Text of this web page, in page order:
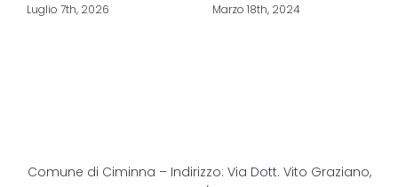
Luglio 7th, 2026 Marzo 18th, 2024
Comune di Ciminna – Indirizzo: Via Dott. Vito Graziano,